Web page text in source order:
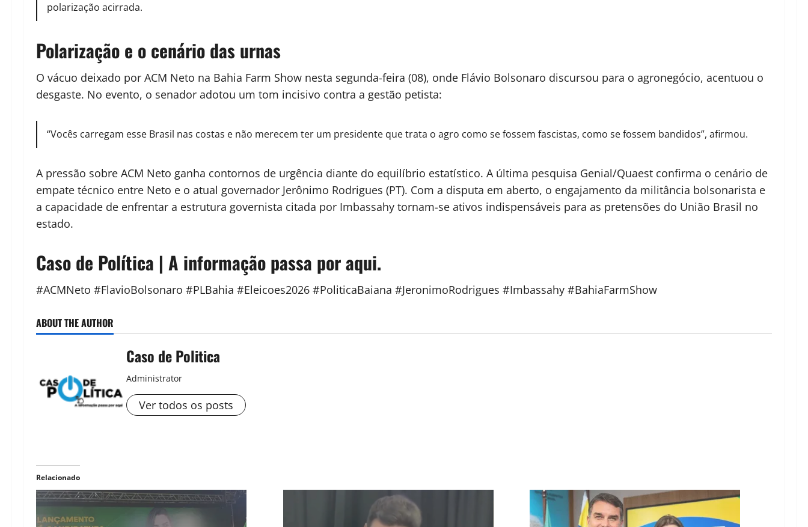
polarização acirrada.
Polarização e o cenário das urnas
O vácuo deixado por ACM Neto na Bahia Farm Show nesta segunda-feira (08), onde Flávio Bolsonaro discursou para o agronegócio, acentuou o
desgaste. No evento, o senador adotou um tom incisivo contra a gestão petista:
“Vocês carregam esse Brasil nas costas e não merecem ter um presidente que trata o agro como se fossem fascistas, como se fossem bandidos”, afirmou.
A pressão sobre ACM Neto ganha contornos de urgência diante do equilíbrio estatístico. A última pesquisa Genial/Quaest confirma o cenário de
empate técnico entre Neto e o atual governador Jerônimo Rodrigues (PT). Com a disputa em aberto, o engajamento da militância bolsonarista e
a capacidade de enfrentar a estrutura governista citada por Imbassahy tornam-se ativos indispensáveis para as pretensões do União Brasil no
estado.
Caso de Política | A informação passa por aqui.
#ACMNeto #FlavioBolsonaro #PLBahia #Eleicoes2026 #PoliticaBaiana #JeronimoRodrigues #Imbassahy #BahiaFarmShow
ABOUT THE AUTHOR
Caso de Politica
Administrator
Ver todos os posts
Relacionado